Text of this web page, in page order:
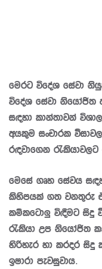
මෙරට විදේශ සේවා
විදේශ සේවා නියෝජිත
සඳහා කාන්තාවන්
අයකුම සංචාරක
රඳවාගෙන
මෙසේ ගෘහ සේවය
කිහිපයක් ගත වනතුරු
කම්කටොලු විඳීමට සිදු
රැකියා උප නියෝජිත
හිරිහැර හා කරදර සිදු
ඉෂාරා පැවසුවාය.